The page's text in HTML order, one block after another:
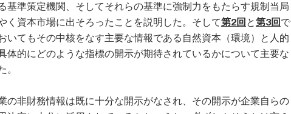
基準策定機関、そしてそれらの基準に強制力をもたらす規制当局
く資本市場に出そろったことを説明した。そして第2回 と第3回 で
いてもその中核をなす主要な情報である自然資本（環境）と人的
体的にどのような指標の開示が期待されているかについて主要な
。
の非財務情報は既に十分な開示がなされ、その開示が企業自らの